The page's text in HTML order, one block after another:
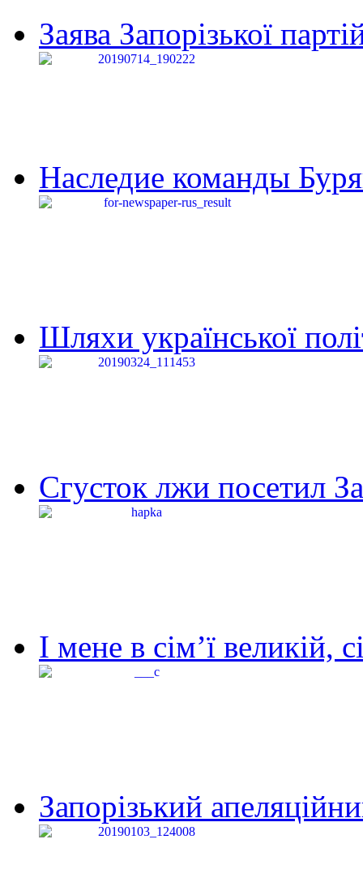
Заява Запорізької
Наследие команды
Шляхи української
Сгусток лжи посетил
І мене в сім’ї великій,
Запорізький